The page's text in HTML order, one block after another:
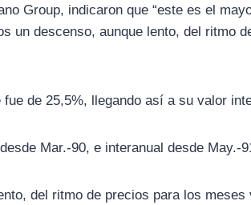
Group, indicaron que “este es el
un descenso, aunque lento, del ritmo
de 25,5%, llegando así a su valor
Mar.-90, e interanual desde May.-
del ritmo de precios para los meses